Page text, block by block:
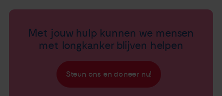
Met jouw hulp kunnen we mensen
met longkanker blijven helpen
Steun ons en doneer nu!